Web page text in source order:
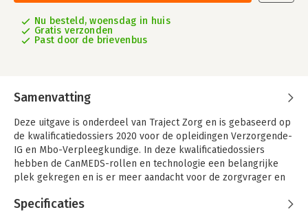
Nu besteld, woensdag in huis
Gratis verzonden
Past door de brievenbus
Samenvatting
Deze uitgave is onderdeel van Traject Zorg en is gebaseerd op
de kwalificatiedossiers 2020 voor de opleidingen Verzorgende-
IG en Mbo-Verpleegkundige. In deze kwalificatiedossiers
hebben de CanMEDS-rollen en technologie een belangrijke
plek gekregen en is er meer aandacht voor de zorgvrager en
flexibel materiaal dat is ontwikkeld in samenwerking met
Specificaties